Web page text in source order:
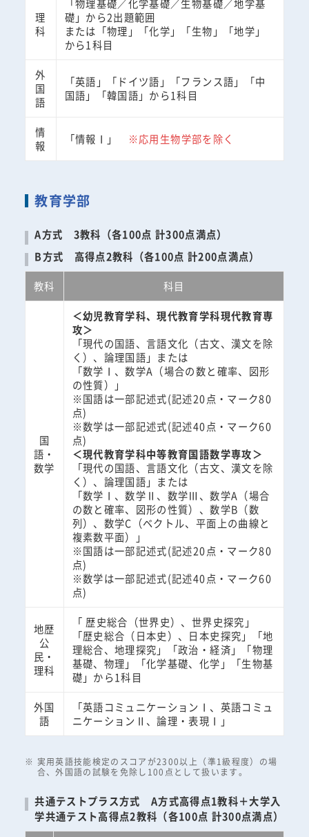
理
科
「物理基礎／化学基礎／生物基礎／地学基
礎」から2出題範囲
または「物理」「化学」「生物」「地学」
から1科目
外
国
語
「英語」「ドイツ語」「フランス語」「中
国語」「韓国語」から1科目
情
報
「情報Ⅰ」 ※応用生物学部を除く
教育学部
A方式 3教科（各100点 計300点満点）
B方式 高得点2教科（各100点 計200点満点）
教科 科目
国
語・
数学
＜幼児教育学科、現代教育学科現代教育専
攻＞
「現代の国語、言語文化（古文、漢文を除
く）、論理国語」または
「数学Ⅰ、数学A（場合の数と確率、図形
の性質）」
※国語は一部記述式(記述20点・マーク80
点)
※数学は一部記述式(記述40点・マーク60
点)
＜現代教育学科中等教育国語数学専攻＞
「現代の国語、言語文化（古文、漢文を除
く）、論理国語」または
「数学Ⅰ、数学Ⅱ、数学Ⅲ、数学A（場合
の数と確率、図形の性質）、数学B（数
列）、数学C（ベクトル、平面上の曲線と
複素数平面）」
※国語は一部記述式(記述20点・マーク80
点)
※数学は一部記述式(記述40点・マーク60
点)
地歴
公
民・
理科
「 歴史総合（世界史）、世界史探究」
「歴史総合（日本史）、日本史探究」「地
理総合、地理探究」「政治・経済」「物理
基礎、物理」「化学基礎、化学」「生物基
礎」から1科目
外国
語
「英語コミュニケーションⅠ、英語コミュ
ニケーションⅡ、論理・表現Ⅰ」
実用英語技能検定のスコアが2300以上（準1級程度）の場
合、外国語の試験を免除し100点として扱います。
共通テストプラス方式 A方式高得点1教科＋大学入
学共通テスト高得点2教科（各100点 計300点満点）